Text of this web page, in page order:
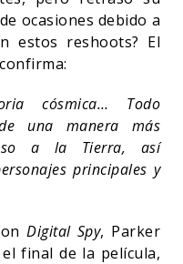
ocasiones debido a
estos reshoots? El
cósmica… Todo
una manera más
eso a la Tierra, así
principales y
Digital Spy, Parker
final de la película,